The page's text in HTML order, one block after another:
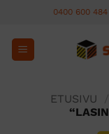
content
0400 600 484
ETUSIVU